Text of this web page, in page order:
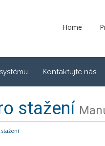
Home
Kontaktujte nás
stažení